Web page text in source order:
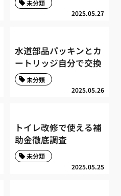
2025.05.27
未分類
水道部品パッキンとカ
ートリッジ自分で交換
2025.05.26
未分類
トイレ改修で使える補
助金徹底調査
2025.05.25
未分類